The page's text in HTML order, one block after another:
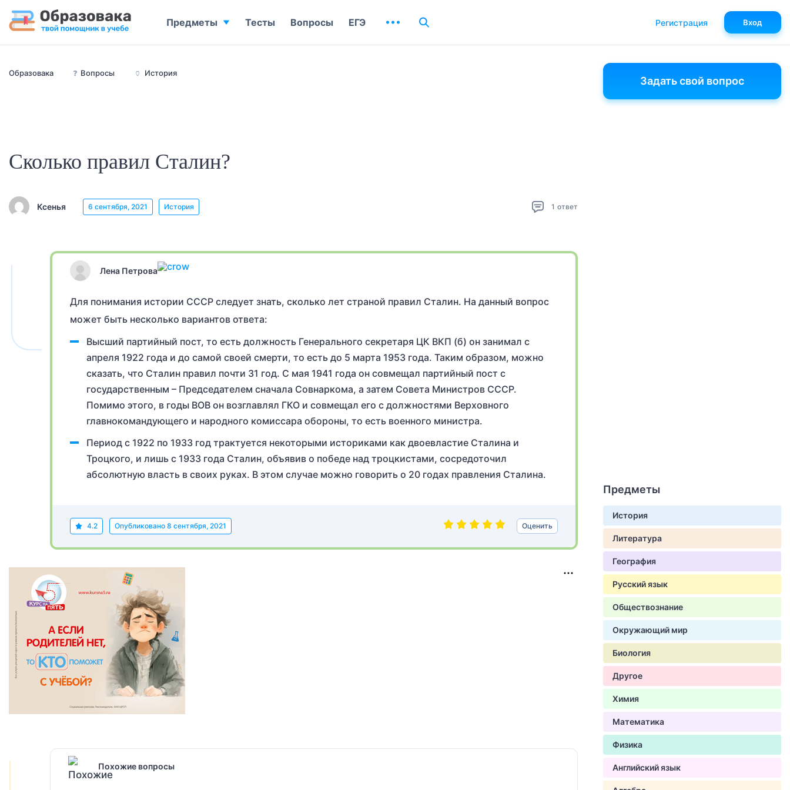
Образовака ❓ Вопросы 🏺 История
Сколько правил Сталин?
Ксенья 6 сентября, 2021 История 1 ответ
Лена Петрова
Для понимания истории СССР следует знать, сколько лет страной правил Сталин. На данный вопрос
может быть несколько вариантов ответа:
Высший партийный пост, то есть должность Генерального секретаря ЦК ВКП (б) он занимал с
апреля 1922 года и до самой своей смерти, то есть до 5 марта 1953 года. Таким образом, можно
сказать, что Сталин правил почти 31 год. С мая 1941 года он совмещал партийный пост с
государственным – Председателем сначала Совнаркома, а затем Совета Министров СССР.
Помимо этого, в годы ВОВ он возглавлял ГКО и совмещал его с должностями Верховного
главнокомандующего и народного комиссара обороны, то есть военного министра.
Период с 1922 по 1933 год трактуется некоторыми историками как двоевластие Сталина и
Троцкого, и лишь с 1933 года Сталин, объявив о победе над троцкистами, сосредоточил
абсолютную власть в своих руках. В этом случае можно говорить о 20 годах правления Сталина.
4.2 Опубликовано 8 сентября, 2021 Оценить
Похожие вопросы
Задать свой вопрос
Предметы
История
Литература
География
Русский язык
Обществознание
Окружающий мир
Биология
Другое
Химия
Математика
Физика
Английский язык
Предметы Тесты Вопросы ЕГЭ Регистрация Вход